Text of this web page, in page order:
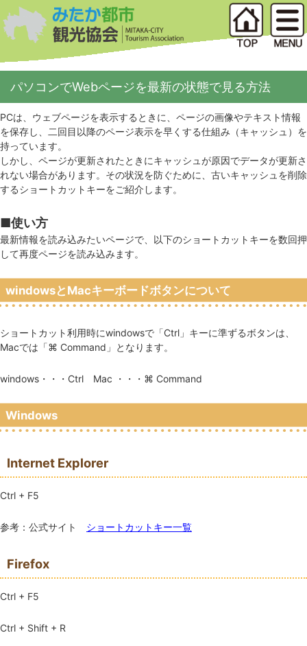
パソコンでWebページを最新の状態で見る方法
PCは、ウェブページを表示するときに、ページの画像やテキスト情報
を保存し、二回目以降のページ表示を早くする仕組み（キャッシュ）を
持っています。
しかし、ページが更新されたときにキャッシュが原因でデータが更新さ
れない場合があります。その状況を防ぐために、古いキャッシュを削除
するショートカットキーをご紹介します。
■使い方
最新情報を読み込みたいページで、以下のショートカットキーを数回押
して再度ページを読み込みます。
windowsとMacキーボードボタンについて
ショートカット利用時にwindowsで「Ctrl」キーに準ずるボタンは、
Macでは「⌘ Command」となります。
windows・・・ Ctrl Mac ・・・ ⌘ Command
Windows
Internet Explorer
Ctrl + F5
参考：公式サイト ショートカットキー一覧
Firefox
Ctrl + F5
Ctrl + Shift + R